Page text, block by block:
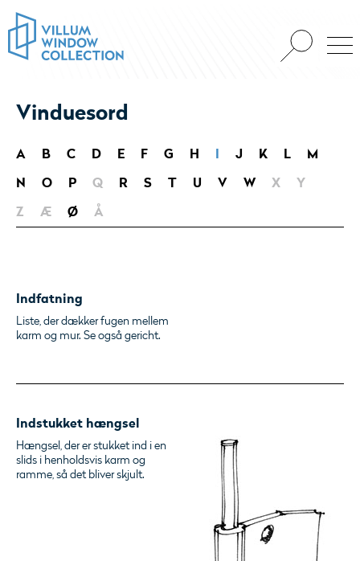
Vinduesord
A B C D E F G H I J K L
M
N
O P Q R S T U V W X
Y
Z
Æ Ø Å
Indfatning
Liste, der dækker fugen mellem
karm og mur. Se også gericht.
Indstukket hængsel
Hængsel, der er stukket ind i en
slids i henholdsvis karm og
ramme, så det bliver skjult.